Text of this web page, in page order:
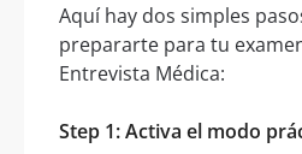
Aquí hay dos simples
prepararte para tu
Entrevista Médica:
Step 1: Activa el modo